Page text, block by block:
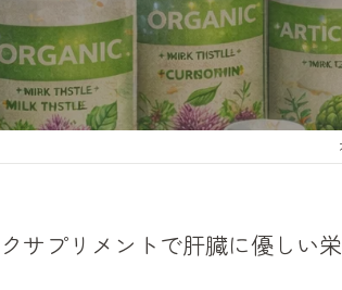
サプリメントで肝臓に優しい